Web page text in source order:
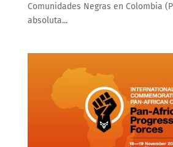
Comunidades Negras en Colombia
absoluta...